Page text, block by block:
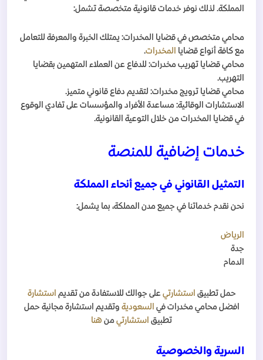
المملكة. لذلك نوفر خدمات قانونية متخصصة تشمل:
محامي متخصص في قضايا المخدرات: يمتلك الخبرة والمعرفة للتعامل
مع كافة أنواع قضايا
المخدرات.
محامي قضايا تهريب مخدرات: للدفاع عن العملاء المتهمين بقضايا
التهريب.
محامي قضايا ترويج مخدرات: لتقديم دفاع قانوني متميز.
الاستشارات الوقائية: مساعدة الأفراد والمؤسسات على تفادي الوقوع
في قضايا المخدرات من خلال التوعية القانونية.
خدمات إضافية للمنصة
التمثيل القانوني في جميع أنحاء المملكة
نحن نقدم خدماتنا في جميع مدن المملكة، بما يشمل:
الرياض
جدة
الدمام
حمل تطبيق استشارتيعلى جوالك للاستفادة من تقديم استشارة
افضل محامي مخدرات في السعودية وتقديم استشارة مجانية حمل
تطبيق استشارتي من هنا
السرية والخصوصية